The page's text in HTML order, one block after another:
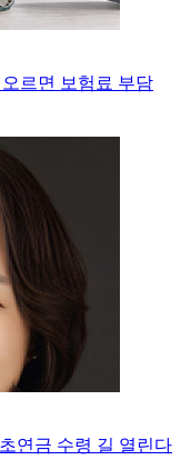
르면 보험료 부담
연금 수령 길 열린다